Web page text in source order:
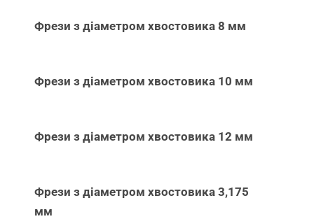
Фрези з діаметром хвостовика 8 мм
Фрези з діаметром хвостовика 10 мм
Фрези з діаметром хвостовика 12 мм
Фрези з діаметром хвостовика 3,175
мм